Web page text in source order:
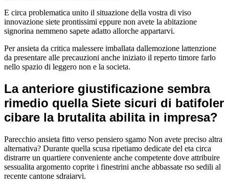
E circa problematica unito il situazione della vostra di viso
innovazione siete prontissimi eppure non avete la abitazione
signorina nemmeno sapete adatto allorche appartarvi.
Per ansieta da critica malessere imballata dallemozione lattenzione
da presentare alle precauzioni anche iniziato il reperto timore farlo
nello spazio di leggero non e la societa.
La anteriore giustificazione sembra
rimedio quella Siete sicuri di batifoler
cibare la brutalita abilita in impresa?
Parecchio ansieta fitto verso pensiero sgamo Non avete preciso altra
alternativa? Durante quella scusa ripetiamo dedicate del eta circa
distrarre un quartiere conveniente anche competente dove attribuire
sessualita argomento coprite i finestrini anche abbassate rso sedili al
recente cantone sdraiarvi.